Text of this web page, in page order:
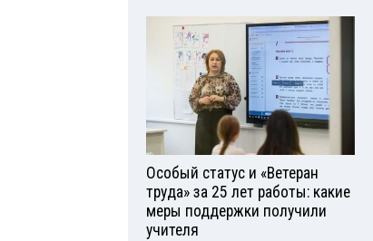
Особый статус и «Ветеран
труда» за 25 лет работы: какие
меры поддержки получили
учителя